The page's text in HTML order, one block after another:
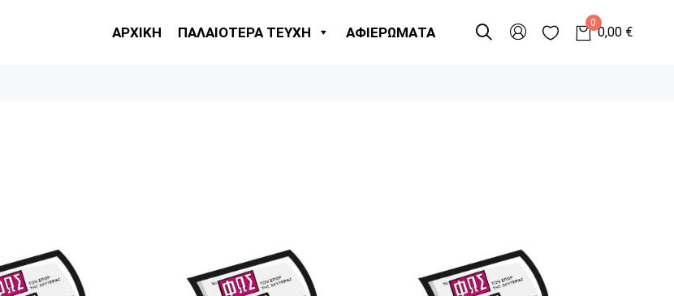
ΑΡΧΙΚΗ ΠΑΛΑΙΟΤΕΡΑ ΤΕΥΧΗ ΑΦΙΕΡΩΜΑΤΑ
0
0,00 €